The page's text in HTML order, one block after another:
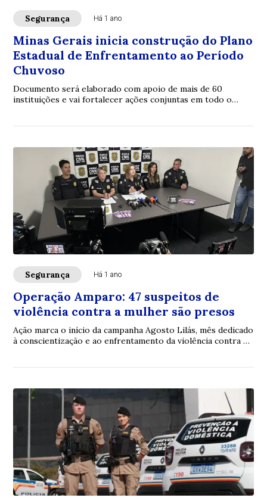
Segurança Há 1 ano
Minas Gerais inicia construção do Plano
Estadual de Enfrentamento ao Período
Chuvoso
Documento será elaborado com apoio de mais de 60
instituições e vai fortalecer ações conjuntas em todo o
Segurança Há 1 ano
Operação Amparo: 47 suspeitos de
violência contra a mulher são presos
Ação marca o início da campanha Agosto Lilás, mês dedicado
à conscientização e ao enfrentamento da violência contra a